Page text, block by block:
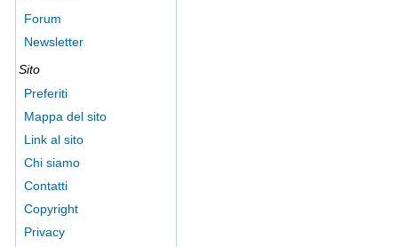
Forum
Newsletter
Sito
Preferiti
Mappa del sito
Link al sito
Chi siamo
Contatti
Copyright
Privacy